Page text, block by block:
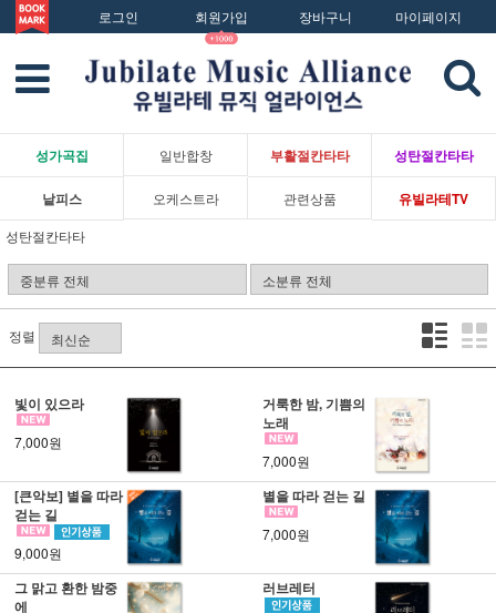
로그인 회원가입 장바구니 마이페이지
성가곡집 일반합창 부활절칸타타 성탄절칸타타
낱피스 오케스트라 관련상품 유빌라테TV
성탄절칸타타
정렬
빛이 있으라
7,000원
거룩한 밤, 기쁨의
노래
7,000원
[큰악보] 별을 따라
걷는 길
9,000원
별을 따라 걷는 길
7,000원
그 맑고 환한 밤중
에
러브레터